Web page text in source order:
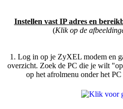
Instellen vast IP adres en
(Klik op de
1. Log in op je ZyXEL modem en
overzicht. Zoek de PC die je wilt
op het afrolmenu onder het